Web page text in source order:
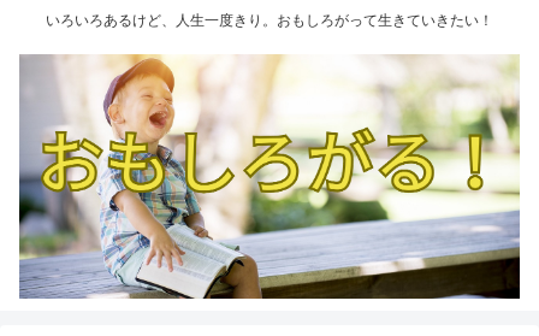
いろいろあるけど、人生一度きり。おもしろがって生きていきたい！